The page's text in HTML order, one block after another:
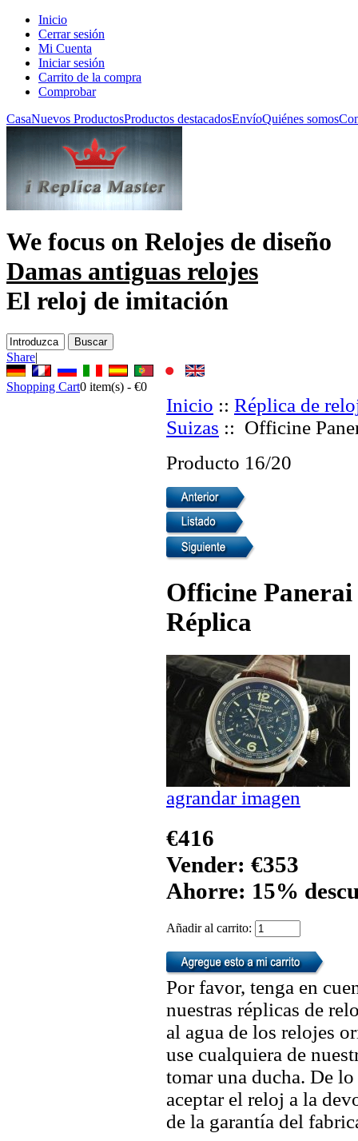
Inicio
Cerrar sesión
Mi Cuenta
Iniciar sesión
Carrito de la compra
Comprobar
CasaNuevos ProductosProductos destacadosEnvíoQuiénes somos
We focus on Relojes de diseño
Damas antiguas relojes
El reloj de imitación
Share|
Shopping Cart0 item(s) - €0
Inicio :: Réplica de
Suizas :: Officine
Producto 16/20
Officine
Réplica
agrandar imagen
€416
Vender: €353
Ahorre: 15%
Añadir al carrito:
Por favor, tenga en
nuestras réplicas de
al agua de los relojes
use cualquiera de
tomar una ducha. De
aceptar el reloj a la
de la garantía del